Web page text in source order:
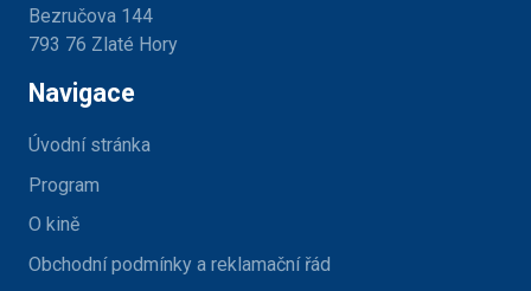
Bezručova 144
793 76 Zlaté Hory
Navigace
Úvodní stránka
Program
O kině
Obchodní podmínky a reklamační řád